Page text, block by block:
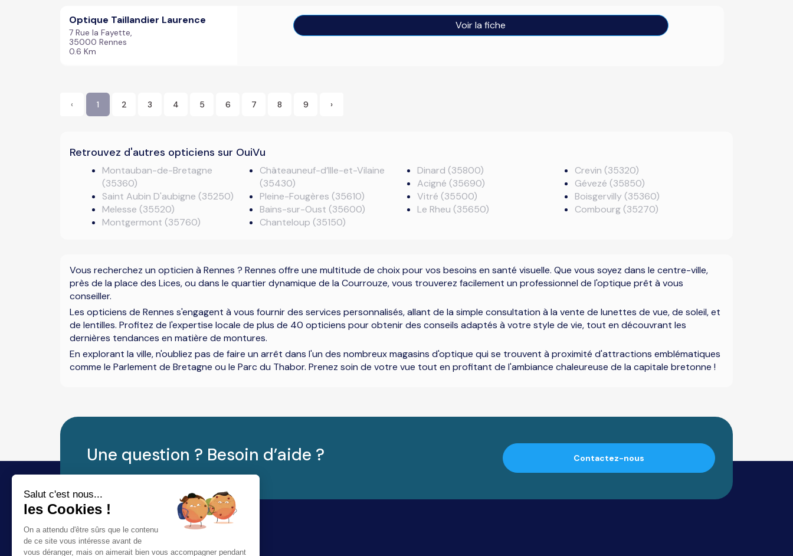
Optique Taillandier Laurence
7 Rue la Fayette,
35000 Rennes
0.6 Km
Voir la fiche
‹ 1 2 3 4 5 6 7 8 9 ›
Retrouvez d'autres opticiens sur OuiVu
Montauban-de-Bretagne
(35360)
Saint Aubin D'aubigne (35250)
Melesse (35520)
Montgermont (35760)
Châteauneuf-d’Ille-et-Vilaine
(35430)
Pleine-Fougères (35610)
Bains-sur-Oust (35600)
Chanteloup (35150)
Dinard (35800)
Acigné (35690)
Vitré (35500)
Le Rheu (35650)
Crevin (35320)
Gévezé (35850)
Boisgervilly (35360)
Combourg (35270)
Vous recherchez un opticien à Rennes ? Rennes offre une multitude de choix pour vos besoins en santé visuelle. Que vous soyez dans le centre-ville,
près de la place des Lices, ou dans le quartier dynamique de la Courrouze, vous trouverez facilement un professionnel de l'optique prêt à vous
conseiller.
Les opticiens de Rennes s'engagent à vous fournir des services personnalisés, allant de la simple consultation à la vente de lunettes de vue, de soleil, et
de lentilles. Profitez de l'expertise locale de plus de 40 opticiens pour obtenir des conseils adaptés à votre style de vie, tout en découvrant les
dernières tendances en matière de montures.
En explorant la ville, n'oubliez pas de faire un arrêt dans l'un des nombreux magasins d'optique qui se trouvent à proximité d'attractions emblématiques
comme le Parlement de Bretagne ou le Parc du Thabor. Prenez soin de votre vue tout en profitant de l'ambiance chaleureuse de la capitale bretonne !
Une question ? Besoin d’aide ? Contactez-nous
Salut c'est nous...
les Cookies !
On a attendu d'être sûrs que le contenu
de ce site vous intéresse avant de
vous déranger, mais on aimerait bien vous accompagner pendant